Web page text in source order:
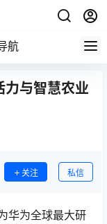
航
力与智慧农业
关注 私信
华为全球最大研